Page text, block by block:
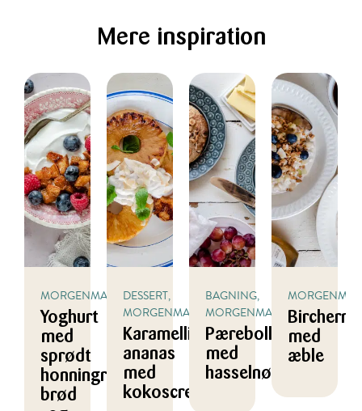
Mere inspiration
MORGENMAD
Yoghurt
med
sprødt
honningristet
brød
DESSERT,
MORGENMAD
Karamelliserede
ananas
med
kokoscreme
BAGNING,
MORGENMAD
Pæreboller
med
hasselnødder
MORGENMAD
med
æble